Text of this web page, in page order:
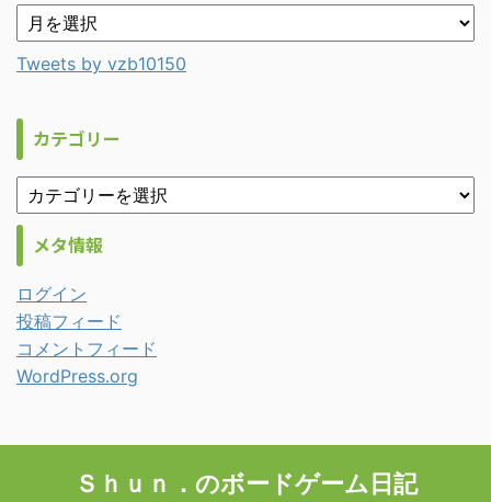
Tweets by vzb10150
カテゴリー
メタ情報
ログイン
投稿フィード
コメントフィード
WordPress.org
Ｓｈｕｎ．のボードゲーム日記